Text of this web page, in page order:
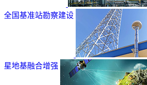
全国基准站勘察建设
星地基融合增强